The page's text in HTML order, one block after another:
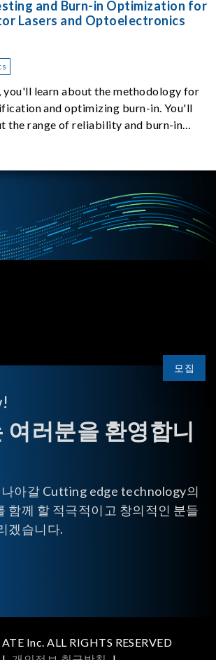
and Burn-in Optimization for
Lasers and Optoelectronics
you'll learn about the methodology for
and optimizing burn-in. You'll
the range of reliability and burn-in
options.
모집
여러분을 환영합니
아갈 Cutting edge technology의
함께 할 적극적이고 창의적인 분들
겠습니다.
Inc. ALL RIGHTS RESERVED